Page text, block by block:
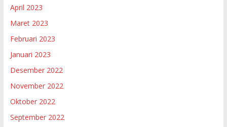
April 2023
Maret 2023
Februari 2023
Januari 2023
Desember 2022
November 2022
Oktober 2022
September 2022